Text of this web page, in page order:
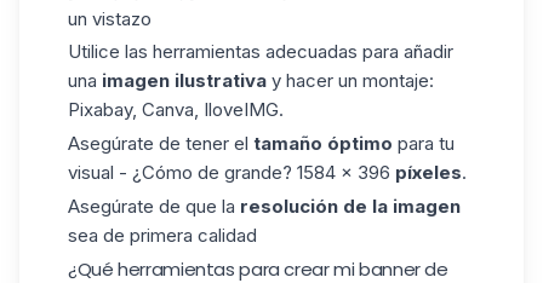
un vistazo
Utilice las herramientas adecuadas para añadir
una imagen ilustrativa y hacer un montaje:
Pixabay, Canva, IloveIMG.
Asegúrate de tener el tamaño óptimo para tu
visual - ¿Cómo de grande? 1584 × 396 píxeles.
Asegúrate de que la resolución de la imagen
sea de primera calidad
¿Qué herramientas para crear mi banner de